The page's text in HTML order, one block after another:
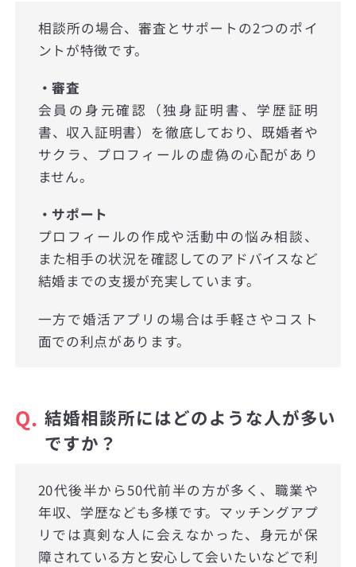
相談所の場合、審査とサポートの2つのポイ
ントが特徴です。
・審査
会員の身元確認（独身証明書、学歴証明
書、収入証明書）を徹底しており、既婚者や
サクラ、プロフィールの虚偽の心配があり
ません。
・サポート
プロフィールの作成や活動中の悩み相談、
また相手の状況を確認してのアドバイスなど
結婚までの支援が充実しています。
一方で婚活アプリの場合は手軽さやコスト
面での利点があります。
Q. 結婚相談所にはどのような人が多い
ですか？
20代後半から50代前半の方が多く、職業や
年収、学歴なども多様です。マッチングアプ
リでは真剣な人に会えなかった、身元が保
障されている方と安心して会いたいなどで利